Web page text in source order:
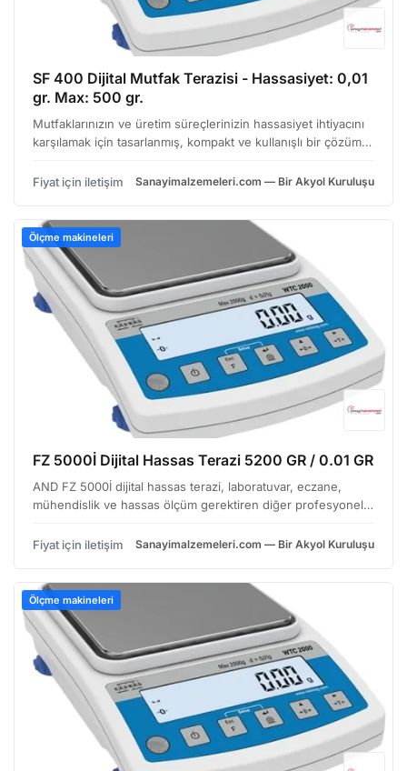
SF 400 Dijital Mutfak Terazisi - Hassasiyet: 0,01
gr. Max: 500 gr.
Mutfaklarınızın ve üretim süreçlerinizin hassasiyet ihtiyacını
karşılamak için tasarlanmış, kompakt ve kullanışlı bir çözüm
pastacılık, fırıncılık, küçük ölçekli…
Fiyat için iletişim Sanayimalzemeleri.com — Bir Akyol Kuruluşu
Ölçme makineleri
FZ 5000İ Dijital Hassas Terazi 5200 GR / 0.01 GR
AND FZ 5000İ dijital hassas terazi, laboratuvar, eczane,
mühendislik ve hassas ölçüm gerektiren diğer profesyonel
yüksek tartım kapasitesi newItem ve hassasiy…
Fiyat için iletişim Sanayimalzemeleri.com — Bir Akyol Kuruluşu
Ölçme makineleri